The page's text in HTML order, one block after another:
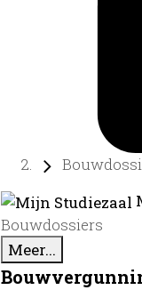
Bouwdossiers
Meer...